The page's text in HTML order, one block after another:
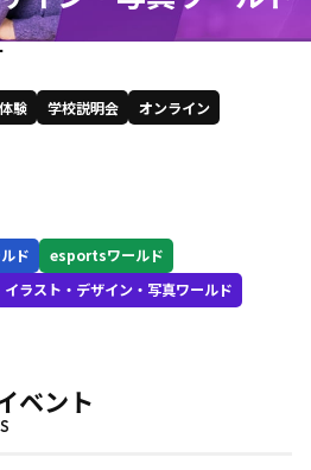
験 学校説明会
オンライン
ド
esportsワールド
イラスト・デザイン・写真ワールド
ベント